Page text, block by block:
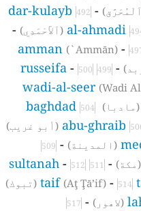
-
492
dar-kulayb
al-ahmadi (اَلأَحْمَدِي)-
amman(`Ammān) -
-
499
russeifa -500
wadi-al-seer(Wadi
(مادبا) 504
baghdad
abu-ghraib (أبو غريب)
(المدينة)-
509
(مكة)-
511
sultanah -512
taif(Aţ Ţā’if) -514 (تبوك)
(لاھور)-
517